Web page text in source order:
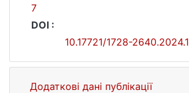
7
DOI :
10.17721/1728-
Додаткові дані публікації